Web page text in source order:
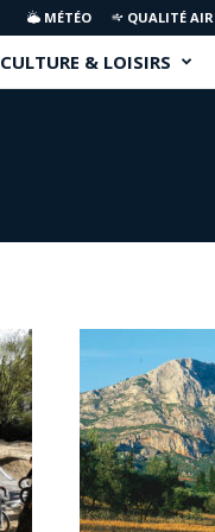
MÉTÉO QUALITÉ AIR
CULTURE & LOISIRS